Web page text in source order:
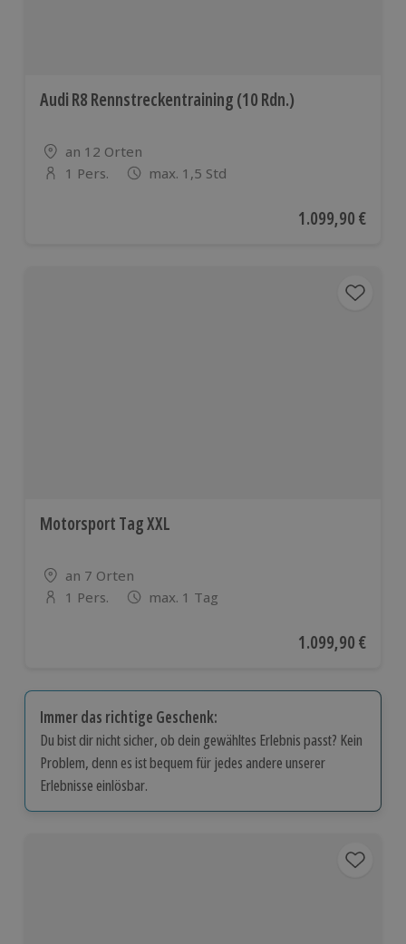
Audi R8 Rennstreckentraining (10 Rdn.)
Standort
an 12 Orten
Anzahl der Teilnehmer
1 Pers. max. 1,5 Std
Aktueller Preis
1.099,90 €
Motorsport Tag XXL
Standort
an 7 Orten
Anzahl der Teilnehmer
1 Pers. max. 1 Tag
Aktueller Preis
1.099,90 €
Immer das richtige Geschenk:
Du bist dir nicht sicher, ob dein gewähltes Erlebnis passt? Kein
Problem, denn es ist bequem für jedes andere unserer
Erlebnisse einlösbar.